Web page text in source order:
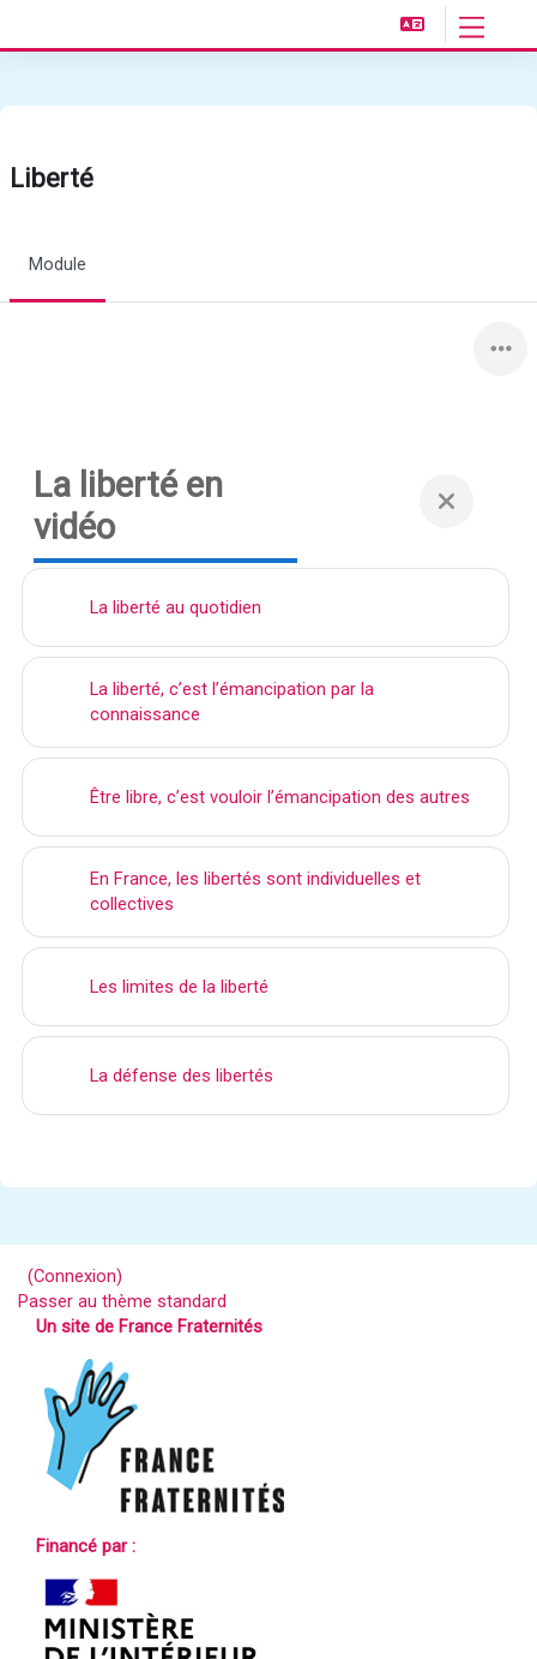
Panneau
Liberté
Module
La liberté en
vidéo
La liberté au quotidien
La liberté, c’est l’émancipation par la
connaissance
Être libre, c’est vouloir l’émancipation des autres
En France, les libertés sont individuelles et
collectives
Les limites de la liberté
La défense des libertés
(Connexion)
Passer au thème standard
Un site de France Fraternités
Financé par :